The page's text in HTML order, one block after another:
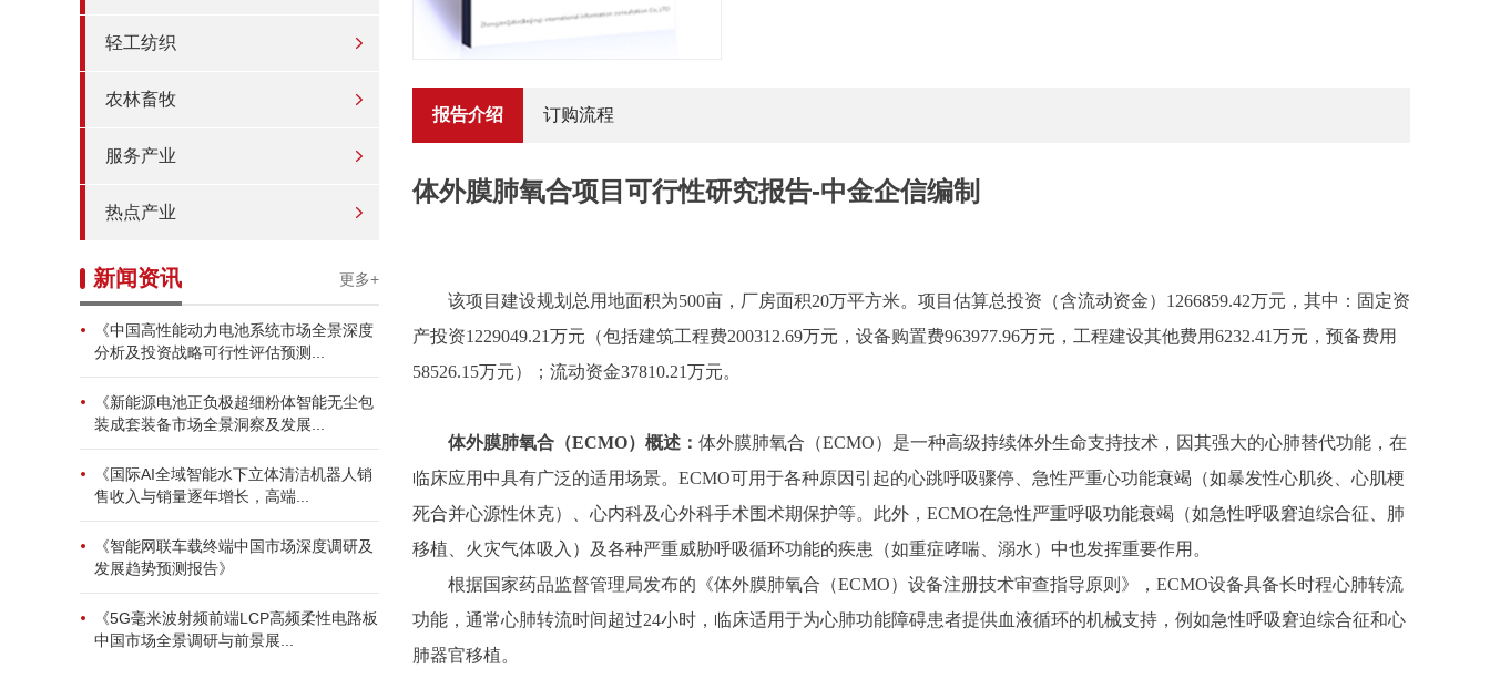
轻工纺织
农林畜牧
服务产业
热点产业
新闻资讯 更多+
《中国高性能动力电池系统市场全景深度
分析及投资战略可行性评估预测...
《新能源电池正负极超细粉体智能无尘包
装成套装备市场全景洞察及发展...
《国际AI全域智能水下立体清洁机器人销
售收入与销量逐年增长，高端...
《智能网联车载终端中国市场深度调研及
发展趋势预测报告》
《5G毫米波射频前端LCP高频柔性电路板
中国市场全景调研与前景展...
报告介绍 订购流程
体外膜肺氧合项目可行性研究报告-中金企信编制
该项目建设规划总用地面积为500亩，厂房面积20万平方米。项目估算总投资（含流动资金）1266859.42万元，其中：固定资
产投资1229049.21万元（包括建筑工程费200312.69万元，设备购置费963977.96万元，工程建设其他费用6232.41万元，预备费用
58526.15万元）；流动资金37810.21万元。
体外膜肺氧合（ECMO）概述： 体外膜肺氧合（ECMO）是一种高级持续体外生命支持技术，因其强大的心肺替代功能，在
临床应用中具有广泛的适用场景。ECMO可用于各种原因引起的心跳呼吸骤停、急性严重心功能衰竭（如暴发性心肌炎、心肌梗
死合并心源性休克）、心内科及心外科手术围术期保护等。此外，ECMO在急性严重呼吸功能衰竭（如急性呼吸窘迫综合征、肺
移植、火灾气体吸入）及各种严重威胁呼吸循环功能的疾患（如重症哮喘、溺水）中也发挥重要作用。
根据国家药品监督管理局发布的《体外膜肺氧合（ECMO）设备注册技术审查指导原则》，ECMO设备具备长时程心肺转流
功能，通常心肺转流时间超过24小时，临床适用于为心肺功能障碍患者提供血液循环的机械支持，例如急性呼吸窘迫综合征和心
肺器官移植。